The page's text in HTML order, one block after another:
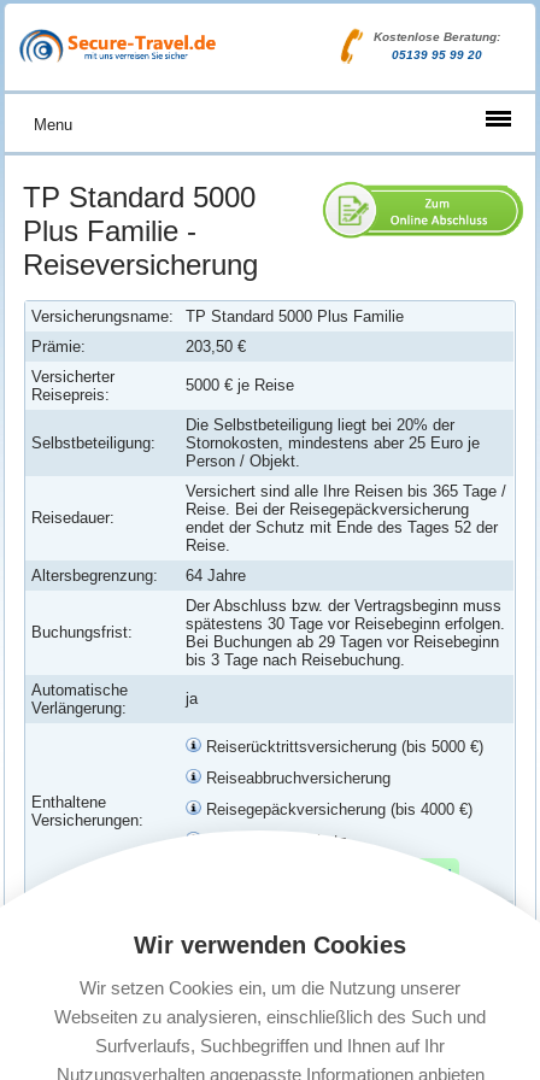
Kostenlose Beratung:
05139 95 99 20
Menu
TP Standard 5000
Plus Familie -
Reiseversicherung
Versicherungsname:
TP Standard 5000 Plus Familie
Prämie:
203,50 €
Versicherter
Reisepreis:
5000 € je Reise
Selbstbeteiligung:
Die Selbstbeteiligung liegt bei 20% der
Stornokosten, mindestens aber 25 Euro je
Person / Objekt.
Reisedauer:
Versichert sind alle Ihre Reisen bis 365 Tage /
Reise. Bei der Reisegepäckversicherung
endet der Schutz mit Ende des Tages 52 der
Reise.
Altersbegrenzung:
64 Jahre
Buchungsfrist:
Der Abschluss bzw. der Vertragsbeginn muss
spätestens 30 Tage vor Reisebeginn erfolgen.
Bei Buchungen ab 29 Tagen vor Reisebeginn
bis 3 Tage nach Reisebuchung.
Automatische
Verlängerung:
ja
Enthaltene
Versicherungen:
Reiserücktrittsversicherung (bis 5000 €)
Reiseabbruchversicherung
Reisegepäckversicherung (bis 4000 €)
Verspätungs-Schutz
Corona Erkrankung abgesichert
Versicherungspolice genannte Kinder bis zur
Vollendung des 25. Lebensjahres. Es muss
Kündigungsfrist:
1 Monat vor Ablauf
Wir verwenden Cookies
Wir setzen Cookies ein, um die Nutzung unserer
Webseiten zu analysieren, einschließlich des Such und
Surfverlaufs, Suchbegriffen und Ihnen auf Ihr
Nutzungsverhalten angepasste Informationen anbieten